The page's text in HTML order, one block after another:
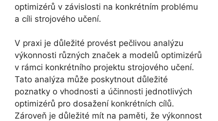
optimizérů v závislosti na konkrétním problému
a cíli strojového učení.
V praxi je důležité provést pečlivou analýzu
výkonnosti různých značek a modelů optimizérů
v rámci konkrétního projektu strojového učení.
Tato analýza může poskytnout důležité
poznatky o vhodnosti a účinnosti jednotlivých
optimizérů pro dosažení konkrétních cílů.
Zároveň je důležité mít na paměti, že výkonnost